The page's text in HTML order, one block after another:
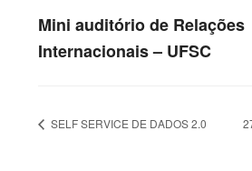
Mini auditório de Relações
Internacionais – UFSC
SELF SERVICE DE DADOS 2.0